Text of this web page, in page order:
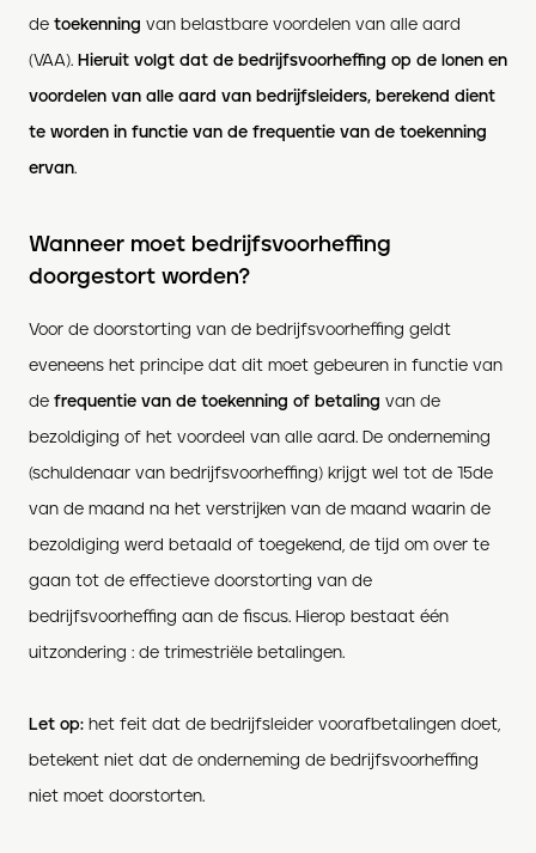
de toekenning van belastbare voordelen van alle aard
(VAA). Hieruit volgt dat de bedrijfsvoorheffing op de lonen en
voordelen van alle aard van bedrijfsleiders, berekend dient
te worden in functie van de frequentie van de toekenning
ervan.
Wanneer moet bedrijfsvoorheffing
doorgestort worden?
Voor de doorstorting van de bedrijfsvoorheffing geldt
eveneens het principe dat dit moet gebeuren in functie van
de frequentie van de toekenning of betaling van de
bezoldiging of het voordeel van alle aard. De onderneming
(schuldenaar van bedrijfsvoorheffing) krijgt wel tot de 15de
van de maand na het verstrijken van de maand waarin de
bezoldiging werd betaald of toegekend, de tijd om over te
gaan tot de effectieve doorstorting van de
bedrijfsvoorheffing aan de fiscus. Hierop bestaat één
uitzondering : de trimestriële betalingen.
Let op: het feit dat de bedrijfsleider voorafbetalingen doet,
betekent niet dat de onderneming de bedrijfsvoorheffing
niet moet doorstorten.